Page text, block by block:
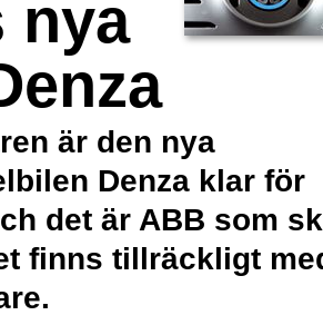
nya
är den nya
Denza klar för
det är ABB som
finns tillräckligt